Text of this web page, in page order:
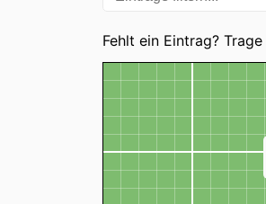
Kategorien
Fehlt ein Eintrag?
Karte